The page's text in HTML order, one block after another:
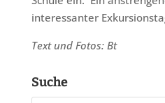
interessanter
Text und Fotos: Bt
Suche